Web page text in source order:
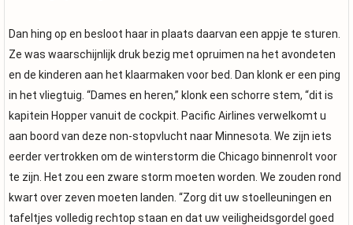
Dan hing op en besloot haar in plaats daarvan een appje te sturen.
Ze was waarschijnlijk druk bezig met opruimen na het avondeten
en de kinderen aan het klaarmaken voor bed. Dan klonk er een ping
in het vliegtuig. “Dames en heren,” klonk een schorre stem, “dit is
kapitein Hopper vanuit de cockpit. Pacific Airlines verwelkomt u
aan boord van deze non-stopvlucht naar Minnesota. We zijn iets
eerder vertrokken om de winterstorm die Chicago binnenrolt voor
te zijn. Het zou een zware storm moeten worden. We zouden rond
kwart over zeven moeten landen. “Zorg dit uw stoelleuningen en
tafeltjes volledig rechtop staan en dat uw veiligheidsgordel goed